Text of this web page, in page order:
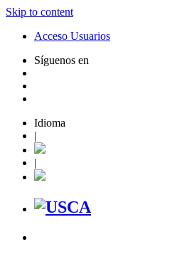
Skip to content
Acceso Usuarios
Síguenos en
Idioma
|
|